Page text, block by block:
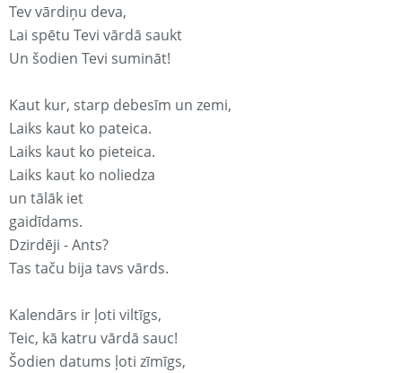
Tev vārdiņu deva,
Lai spētu Tevi vārdā saukt
Un šodien Tevi sumināt!
Kaut kur, starp debesīm un zemi,
Laiks kaut ko pateica.
Laiks kaut ko pieteica.
Laiks kaut ko noliedza
un tālāk iet
gaidīdams.
Dzirdēji - Ants?
Tas taču bija tavs vārds.
Kalendārs ir ļoti viltīgs,
Teic, kā katru vārdā sauc!
Šodien datums ļoti zīmīgs,